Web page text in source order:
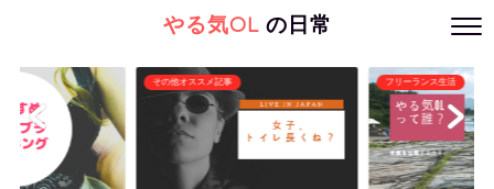
やる気OLの日常
その他オススメ記事 フリーランス生活